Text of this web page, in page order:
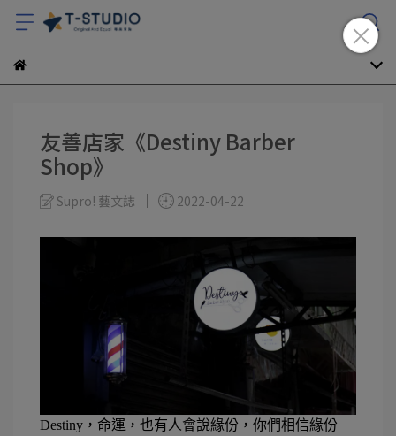
友善店家《Destiny Barber
Shop》
Supro! 藝文誌 2022-04-22
Destiny ，命運，也有人會說緣份，你們相信緣份